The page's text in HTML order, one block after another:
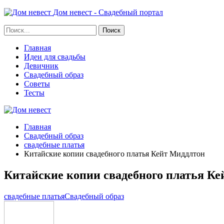
Дом невест - Свадебный портал
Главная
Идеи для свадьбы
Девичник
Свадебный образ
Советы
Тесты
Главная
Свадебный образ
свадебные платья
Китайские копии свадебного платья Кейт Миддлтон
Китайские копии свадебного платья
свадебные платьяСвадебный образ